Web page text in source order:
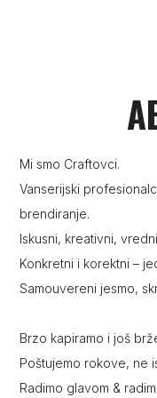
Mi smo Craftovci.
Vanserijski
brendiranje.
Iskusni, kreativni,
Konkretni i korektni –
Samouvereni jesmo,
Brzo kapiramo i još
Poštujemo rokove, ne
Radimo glavom &